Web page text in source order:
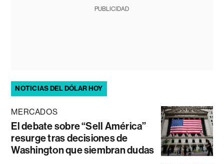
PUBLICIDAD
NOTICIAS DEL DÓLAR HOY
MERCADOS
El debate sobre “Sell América”
resurge tras decisiones de
Washington que siembran dudas